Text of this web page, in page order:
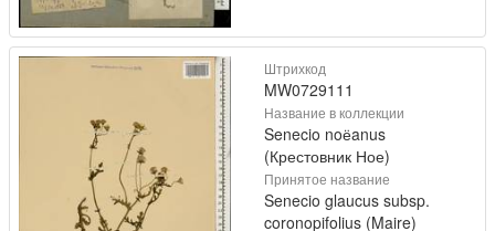
Штрихкод
MW0729111
Название в коллекции
Senecio noёanus
(Крестовник Ное)
Принятое название
Senecio glaucus subsp.
coronopifolius (Maire)